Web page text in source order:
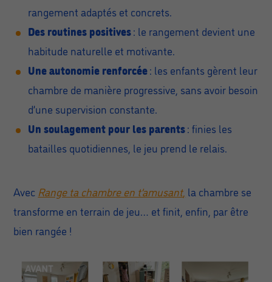
rangement adaptés et concrets.
Des routines positives: le rangement devient une
habitude naturelle et motivante.
Une autonomie renforcée: les enfants gèrent leur
chambre de manière progressive, sans avoir besoin
d’une supervision constante.
Un soulagement pour les parents: finies les
batailles quotidiennes, le jeu prend le relais.
Avec Range ta chambre en t’amusant, la chambre se
transforme en terrain de jeu… et finit, enfin, par être
bien rangée !